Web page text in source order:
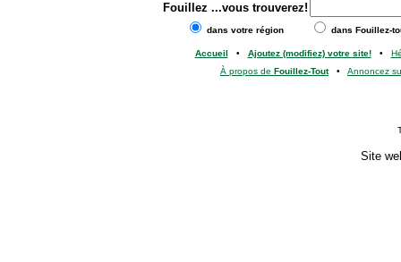
Fouillez ...vous trouverez!
dans votre région dans Fouillez-
Accueil • Ajoutez (modifiez) votre site!•
À propos de Fouillez-Tout• Annoncez
Site